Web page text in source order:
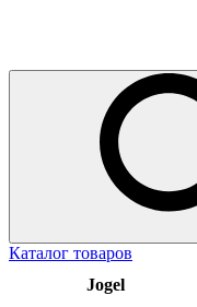
Каталог товаров
Jogel